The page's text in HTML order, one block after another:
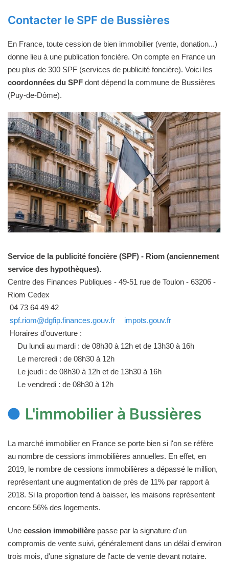
Contacter le SPF de Bussières
En France, toute cession de bien immobilier (vente, donation...)
donne lieu à une publication foncière. On compte en France un
peu plus de 300 SPF (services de publicité foncière). Voici les
coordonnées du SPF dont dépend la commune de Bussières
(Puy-de-Dôme).
Service de la publicité foncière (SPF) - Riom (anciennement
service des hypothèques).
Centre des Finances Publiques - 49-51 rue de Toulon - 63206 -
Riom Cedex
04 73 64 49 42
spf.riom@dgfip.finances.gouv.fr
impots.gouv.fr
Horaires d'ouverture :
Du lundi au mardi : de 08h30 à 12h et de 13h30 à 16h
Le mercredi : de 08h30 à 12h
Le jeudi : de 08h30 à 12h et de 13h30 à 16h
Le vendredi : de 08h30 à 12h
L'immobilier à Bussières
La marché immobilier en France se porte bien si l'on se réfère
au nombre de cessions immobilières annuelles. En effet, en
2019, le nombre de cessions immobilières a dépassé le million,
représentant une augmentation de près de 11% par rapport à
2018. Si la proportion tend à baisser, les maisons représentent
encore 56% des logements.
Une cession immobilière passe par la signature d'un
compromis de vente suivi, généralement dans un délai d'environ
trois mois, d'une signature de l'acte de vente devant notaire.